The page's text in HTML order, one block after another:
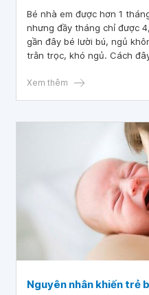
Bé nhà em được hơn 1
nhưng đầy tháng chỉ được
gần đây bé lười bú, ngủ
trằn trọc, khó ngủ. Cách
đỏ trên đầu, mặt ở trẻ sơ
Xem thêm
Nguyên nhân khiến trẻ